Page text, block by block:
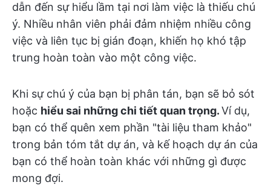
dẫn đến sự hiểu lầm tại nơi làm việc là thiếu chú
ý. Nhiều nhân viên phải đảm nhiệm nhiều công
việc và liên tục bị gián đoạn, khiến họ khó tập
trung hoàn toàn vào một công việc.
Khi sự chú ý của bạn bị phân tán, bạn sẽ bỏ sót
hoặc hiểu sai những chi tiết quan trọng.Ví dụ,
bạn có thể quên xem phần "tài liệu tham khảo"
trong bản tóm tắt dự án, và kế hoạch dự án của
bạn có thể hoàn toàn khác với những gì được
mong đợi.